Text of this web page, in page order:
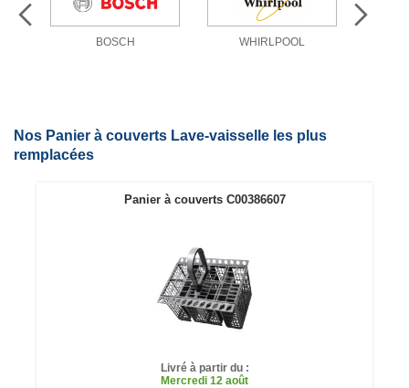
BOSCH WHIRLPOOL
Nos Panier à couverts Lave-vaisselle les plus
remplacées
Panier à couverts C00386607
Livré à partir du :
Mercredi 12 août